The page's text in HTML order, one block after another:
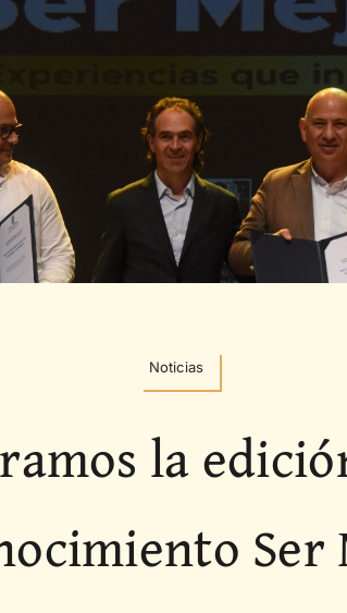
Noticias
la